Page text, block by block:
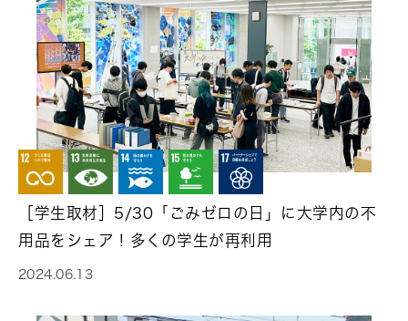
［学生取材］5/30「ごみゼロの日」に大学内の不
用品をシェア！多くの学生が再利用
2024.06.13